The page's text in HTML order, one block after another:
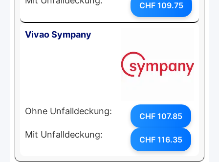
CHF 109.75
Vivao Sympany
Ohne Unfalldeckung: CHF 107.85
Mit Unfalldeckung: CHF 116.35